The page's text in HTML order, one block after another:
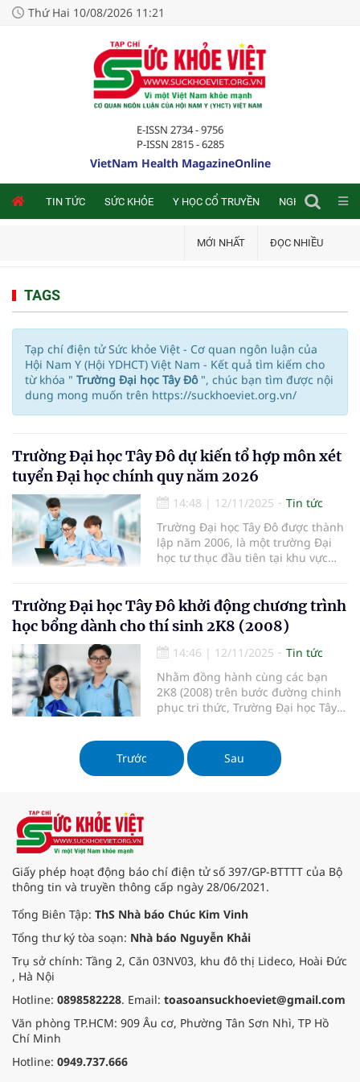
Thứ Hai 10/08/2026 11:21
E-ISSN 2734 - 9756
P-ISSN 2815 - 6285
VietNam Health MagazineOnline
TIN TỨC SỨC KHỎE Y HỌC CỔ TRUYỀN NGHIÊN CỨU
MỚI NHẤT ĐỌC NHIỀU
TAGS
Tạp chí điện tử Sức khỏe Việt - Cơ quan ngôn luận của
Hội Nam Y (Hội YDHCT) Việt Nam - Kết quả tìm kiếm cho
từ khóa " Trường Đại học Tây Đô ", chúc bạn tìm được nội
dung mong muốn trên https://suckhoeviet.org.vn/
Trường Đại học Tây Đô dự kiến tổ hợp môn xét
tuyển Đại học chính quy năm 2026
14:48 | 12/11/2025
Tin tức
Trường Đại học Tây Đô được thành
lập năm 2006, là một trường Đại
học tư thục đầu tiên tại khu vực
Trường Đại học Tây Đô khởi động chương trình
học bổng dành cho thí sinh 2K8 (2008)
14:46 | 12/11/2025
Tin tức
Nhằm đồng hành cùng các bạn
2K8 (2008) trên bước đường chinh
phục tri thức, Trường Đại học Tây
bổng dành cho các bạn thí sinh
trong đợt tuyển sinh năm 2026 –
một trong những chính sách hỗ trợ
Trước Sau
Giấy phép hoạt động báo chí điện tử số 397/GP-BTTTT của Bộ
thông tin và truyền thông cấp ngày 28/06/2021.
Tổng Biên Tập: ThS Nhà báo Chúc Kim Vinh
Tổng thư ký tòa soạn: Nhà báo Nguyễn Khải
Trụ sở chính: Tầng 2, Căn 03NV03, khu đô thị Lideco, Hoài Đức
, Hà Nội
Hotline: 0898582228. Email: toasoansuckhoeviet@gmail.com
Văn phòng TP.HCM: 909 Âu cơ, Phường Tân Sơn Nhì, TP Hồ
Chí Minh
Hotline: 0949.737.666